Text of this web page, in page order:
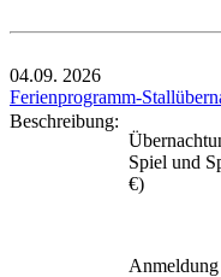
04.09. 2026
Ferienprogramm-
Beschreibung:
Spiel und
€)